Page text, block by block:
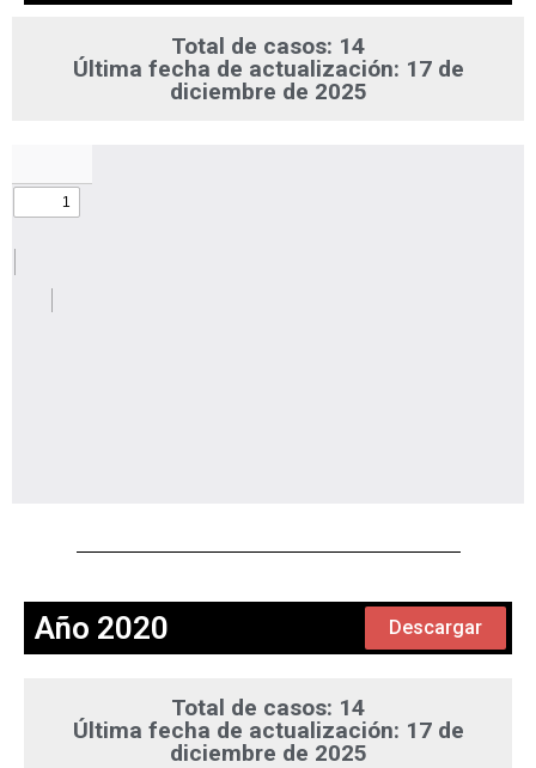
Total de casos: 14
Última fecha de actualización: 17 de
diciembre de 2025
Descargar
Año 2020
Total de casos: 14
Última fecha de actualización: 17 de
diciembre de 2025